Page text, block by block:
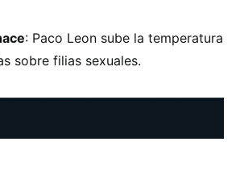
: Paco Leon sube la temperatura
sobre filias sexuales.